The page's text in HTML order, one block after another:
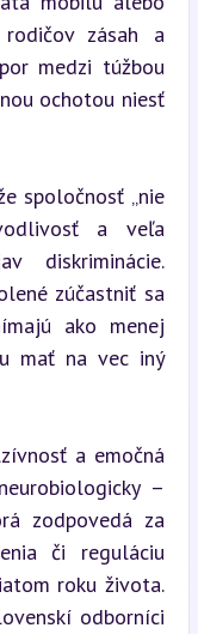
zásah a
medzi túžbou
ochotou niesť
spoločnosť „nie
a veľa
diskriminácie.
zúčastniť sa
ako menej
mať na vec iný
a emočná
–
zodpovedá za
či reguláciu
roku života.
odborníci